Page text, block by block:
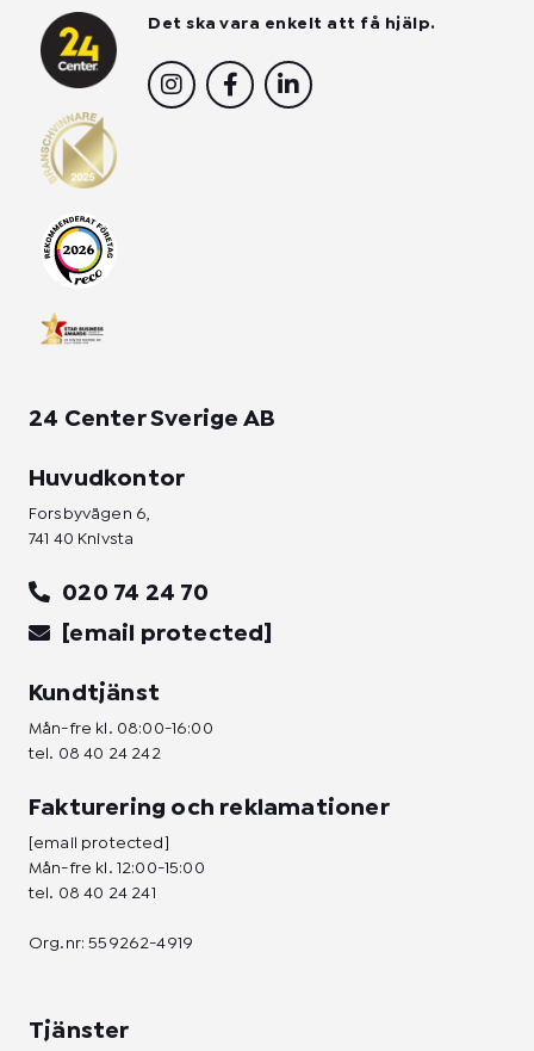
Det ska vara enkelt att få hjälp.
I
n
F
a
L
i
24 Center Sverige AB
Huvudkontor
Forsbyvägen 6,
741 40 Knivsta
020 74 24 70
[email protected]
Kundtjänst
Mån-fre kl. 08:00-16:00
tel. 08 40 24 242
Fakturering och reklamationer
[email protected]
Mån-fre kl. 12:00-15:00
tel. 08 40 24 241
Org.nr: 559262-4919
Tjänster